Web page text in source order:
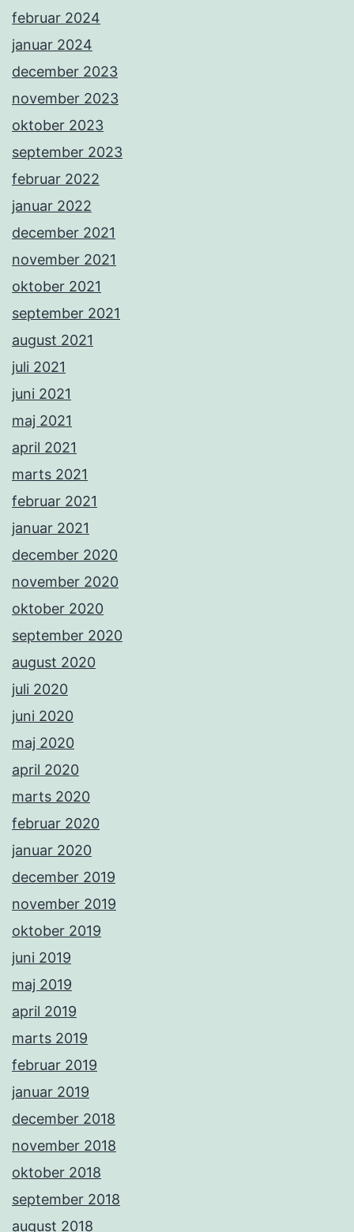
februar 2024
januar 2024
december 2023
november 2023
oktober 2023
september 2023
februar 2022
januar 2022
december 2021
november 2021
oktober 2021
september 2021
august 2021
juli 2021
juni 2021
maj 2021
april 2021
marts 2021
februar 2021
januar 2021
december 2020
november 2020
oktober 2020
september 2020
august 2020
juli 2020
juni 2020
maj 2020
april 2020
marts 2020
februar 2020
januar 2020
december 2019
november 2019
oktober 2019
juni 2019
maj 2019
april 2019
marts 2019
februar 2019
januar 2019
december 2018
november 2018
oktober 2018
september 2018
august 2018